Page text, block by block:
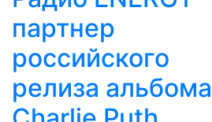
партнер
российского
релиза альбома